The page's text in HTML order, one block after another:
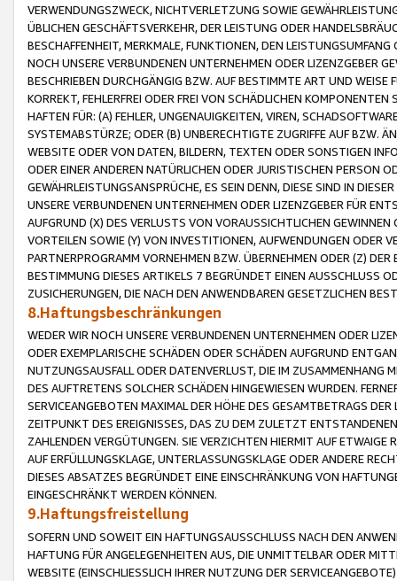
VERWENDUNGSZWECK, NICHTVERLETZUNG SOWIE
ÜBLICHEN GESCHÄFTSVERKEHR, DER LEISTUNG ODER
BESCHAFFENHEIT, MERKMALE, FUNKTIONEN, DEN
NOCH UNSERE VERBUNDENEN UNTERNEHMEN ODER LIZENZGEBER
BESCHRIEBEN DURCHGÄNGIG BZW. AUF BESTIMMTE ART UND
KORREKT, FEHLERFREI ODER FREI VON SCHÄDLICHEN
HAFTEN FÜR: (A) FEHLER, UNGENAUIGKEITEN, VIREN,
SYSTEMABSTÜRZE; ODER (B) UNBERECHTIGTE ZUGRIFFE AUF BZW.
WEBSITE ODER VON DATEN, BILDERN, TEXTEN ODER SONSTIGEN
ODER EINER ANDEREN NATÜRLICHEN ODER JURISTISCHEN PERSON
GEWÄHRLEISTUNGSANSPRÜCHE, ES SEIN DENN, DIESE SIND IN
UNSERE VERBUNDENEN UNTERNEHMEN ODER LIZENZGEBER FÜR
AUFGRUND (X) DES VERLUSTS VON VORAUSSICHTLICHEN
VORTEILEN SOWIE (Y) VON INVESTITIONEN, AUFWENDUNGEN ODER
PARTNERPROGRAMM VORNEHMEN BZW. ÜBERNEHMEN ODER (Z)
BESTIMMUNG DIESES ARTIKELS 7 BEGRÜNDET EINEN AUSSCHLUSS
ZUSICHERUNGEN, DIE NACH DEN ANWENDBAREN GESETZLICHEN
8.Haftungsbeschränkungen
WEDER WIR NOCH UNSERE VERBUNDENEN UNTERNEHMEN ODER
ODER EXEMPLARISCHE SCHÄDEN ODER SCHÄDEN AUFGRUND
NUTZUNGSAUSFALL ODER DATENVERLUST, DIE IM ZUSAMMENHANG
DES AUFTRETENS SOLCHER SCHÄDEN HINGEWIESEN WURDEN.
SERVICEANGEBOTEN MAXIMAL DER HÖHE DES GESAMTBETRAGS
ZEITPUNKT DES EREIGNISSES, DAS ZU DEM ZULETZT
ZAHLENDEN VERGÜTUNGEN. SIE VERZICHTEN HIERMIT AUF
AUF ERFÜLLUNGSKLAGE, UNTERLASSUNGSKLAGE ODER ANDERE
DIESES ABSATZES BEGRÜNDET EINE EINSCHRÄNKUNG VON
EINGESCHRÄNKT WERDEN KÖNNEN.
9.Haftungsfreistellung
SOFERN UND SOWEIT EIN HAFTUNGSAUSSCHLUSS NACH DEN
HAFTUNG FÜR ANGELEGENHEITEN AUS, DIE UNMITTELBAR ODER
WEBSITE (EINSCHLIESSLICH IHRER NUTZUNG DER